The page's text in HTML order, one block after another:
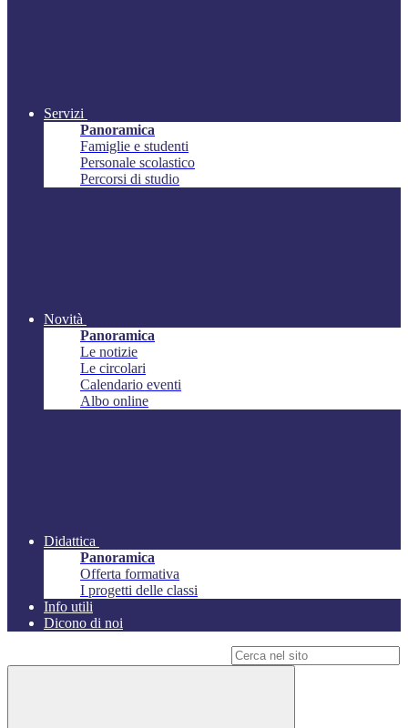
Servizi
Panoramica
Famiglie e studenti
Personale scolastico
Percorsi di studio
Novità
Panoramica
Le notizie
Le circolari
Calendario eventi
Albo online
Didattica
Panoramica
Offerta formativa
I progetti delle classi
Info utili
Dicono di noi